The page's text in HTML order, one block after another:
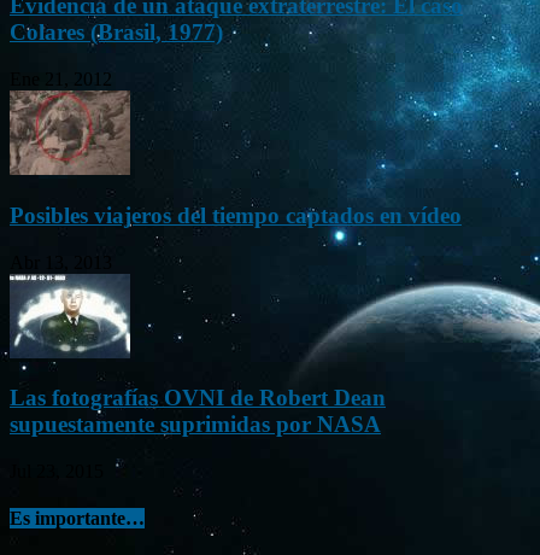
Evidencia de un ataque extraterrestre: El caso
Colares (Brasil, 1977)
Ene 21, 2012
Posibles viajeros del tiempo captados en vídeo
Las fotografías OVNI de Robert Dean
supuestamente suprimidas por NASA
Es importante…